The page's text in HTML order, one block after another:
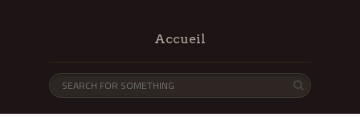
Accueil